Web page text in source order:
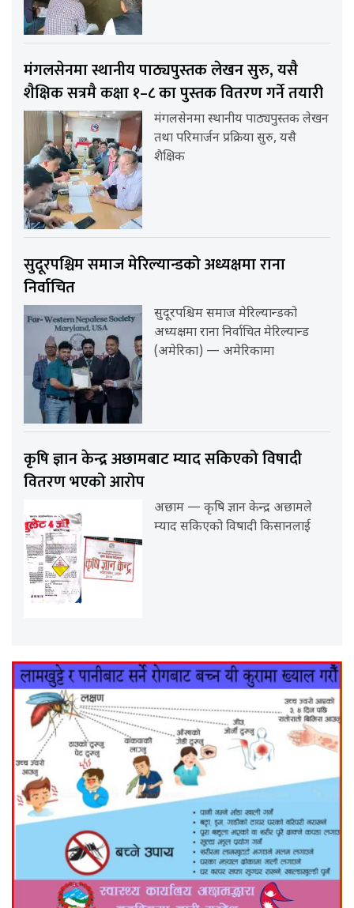
मंगलसेनमा स्थानीय पाठ्यपुस्तक लेखन सुरु, यसै
शैक्षिक सत्रमै कक्षा १–८ का पुस्तक वितरण गर्ने तयारी
मंगलसेनमा स्थानीय पाठ्यपुस्तक लेखन
तथा परिमार्जन प्रक्रिया सुरु, यसै
शैक्षिक
सुदूरपश्चिम समाज मेरिल्यान्डको अध्यक्षमा राना
निर्वाचित
सुदूरपश्चिम समाज मेरिल्यान्डको
अध्यक्षमा राना निर्वाचित मेरिल्यान्ड
(अमेरिका) — अमेरिकामा
कृषि ज्ञान केन्द्र अछामबाट म्याद सकिएको विषादी
वितरण भएको आरोप
अछाम — कृषि ज्ञान केन्द्र अछामले
म्याद सकिएको विषादी किसानलाई